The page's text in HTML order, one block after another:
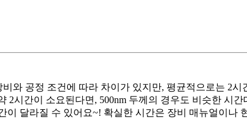
와 공정 조건에 따라 차이가 있지만, 평균적으로는 2
2시간이 소요된다면, 500nm 두께의 경우도 비슷한 시
달라질 수 있어요~! 확실한 시간은 장비 매뉴얼이나